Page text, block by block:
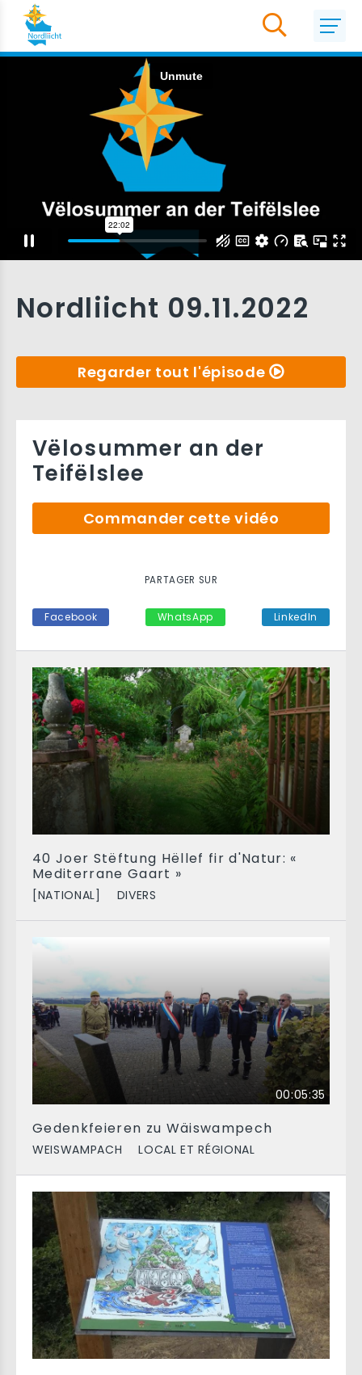
Nordliicht 09.11.2022
Regarder tout l'épisode
40 Joer Stëftung Hëllef fir d'Natur: «
Mediterrane Gaart »
[NATIONAL] DIVERS
00:05:35
Gedenkfeieren zu Wäiswampech
WEISWAMPACH LOCAL ET RÉGIONAL
Vëlosummer an der
Teifëlslee
Commander cette vidéo
PARTAGER SUR
Facebook WhatsApp LinkedIn